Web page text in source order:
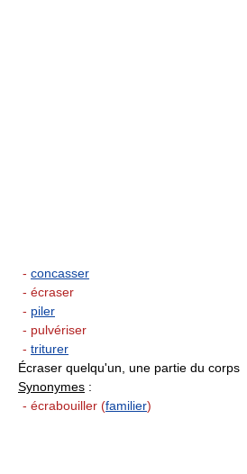
- concasser
- écraser
- piler
- pulvériser
- triturer
Écraser quelqu'un, une partie du corps
Synonymes :
- écrabouiller (familier)